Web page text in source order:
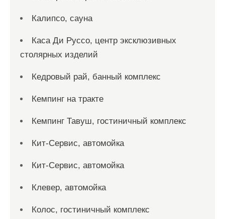
Калипсо, сауна
Каса Ди Руссо, центр эксклюзивных
столярных изделий
Кедровый рай, банный комплекс
Кемпинг на тракте
Кемпинг Тавуш, гостиничный комплекс
Кит-Сервис, автомойка
Кит-Сервис, автомойка
Клевер, автомойка
Колос, гостиничный комплекс